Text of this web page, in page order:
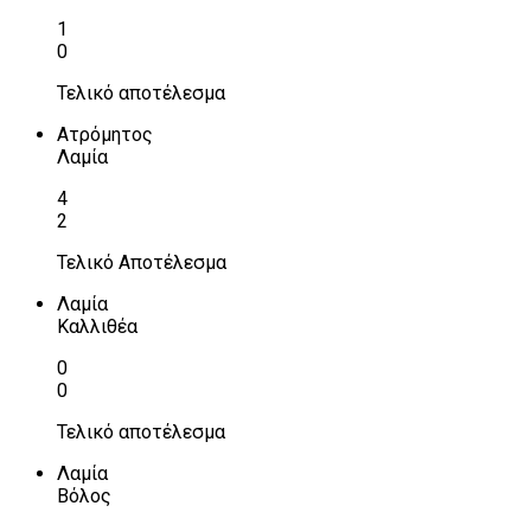
1
0
Τελικό αποτέλεσμα
Ατρόμητος
Λαμία
4
2
Τελικό Αποτέλεσμα
Λαμία
Καλλιθέα
0
0
Τελικό αποτέλεσμα
Λαμία
Βόλος